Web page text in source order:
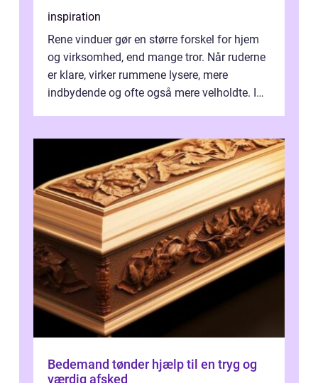
inspiration
Rene vinduer gør en større forskel for hjem
og virksomhed, end mange tror. Når ruderne
er klare, virker rummene lysere, mere
indbydende og ofte også mere velholdte. I
Bedemand tønder hjælp til en tryg og
værdig afsked